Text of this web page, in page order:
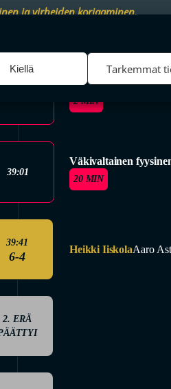
ja virheiden korjaaminen,
ja ilmaise
Kiellä Tarkemmat
36:58
Väkivaltainen
2 MIN
39:01
Väkivaltainen
20 MIN
39:41
6-4
Heikki IiskolaAaro
2. ERÄ